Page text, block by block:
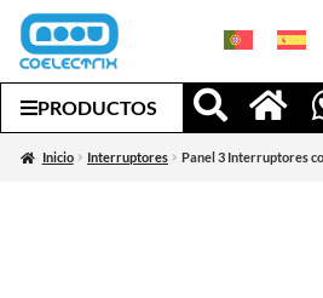
PRODUCTOS
Inicio Interruptores Panel 3 Interruptores